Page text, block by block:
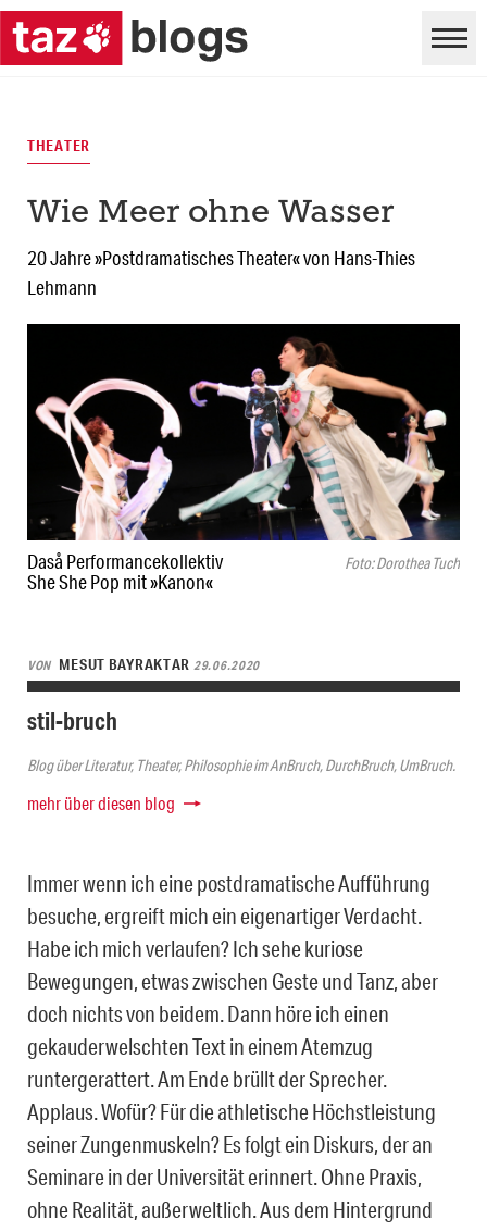
Daså Performancekollektiv
She She Pop mit »Kanon«
Foto: Dorothea Tuch
THEATER
Wie Meer ohne Wasser
20 Jahre »Postdramatisches Theater« von Hans-Thies
Lehmann
VON MESUT BAYRAKTAR 29.06.2020
stil-bruch
Blog über Literatur, Theater, Philosophie im AnBruch, DurchBruch, UmBruch.
mehr über diesen blog
Immer wenn ich eine postdramatische Aufführung
besuche, ergreift mich ein eigenartiger Verdacht.
Habe ich mich verlaufen? Ich sehe kuriose
Bewegungen, etwas zwischen Geste und Tanz, aber
doch nichts von beidem. Dann höre ich einen
gekauderwelschten Text in einem Atemzug
runtergerattert. Am Ende brüllt der Sprecher.
Applaus. Wofür? Für die athletische Höchstleistung
seiner Zungenmuskeln? Es folgt ein Diskurs, der an
Seminare in der Universität erinnert. Ohne Praxis,
ohne Realität, außerweltlich. Aus dem Hintergrund